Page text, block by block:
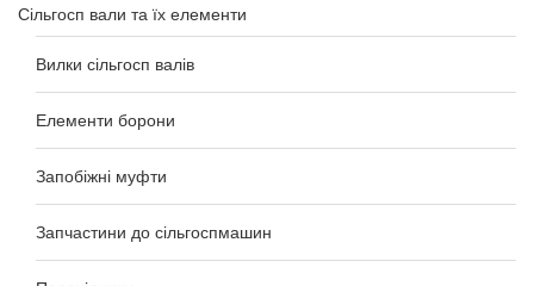
Сільгосп вали та їх елементи
Вилки сільгосп валів
Елементи борони
Запобіжні муфти
Запчастини до сільгоспмашин